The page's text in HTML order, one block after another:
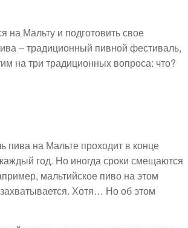
на Мальту и подготовить свое
– традиционный пивной фестиваль,
на три традиционных вопроса: что?
пива на Мальте проходит в конце
год. Но иногда сроки смещаются
мальтийское пиво на этом
Хотя… Но об этом